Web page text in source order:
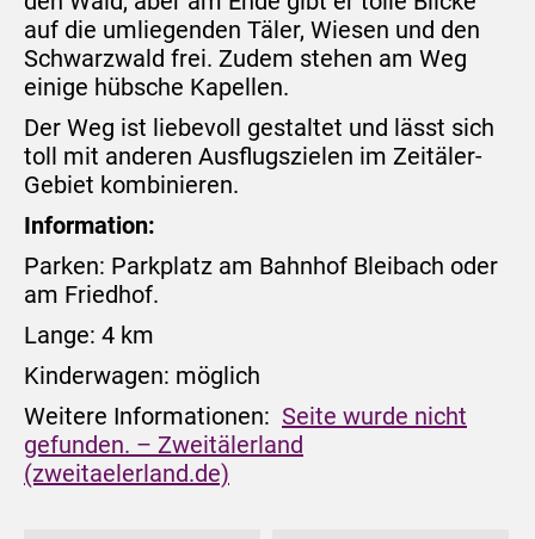
auf die umliegenden Täler, Wiesen und den
Schwarzwald frei. Zudem stehen am Weg
einige hübsche Kapellen.
Der Weg ist liebevoll gestaltet und lässt sich
toll mit anderen Ausflugszielen im Zeitäler-
Gebiet kombinieren.
Information:
Parken: Parkplatz am Bahnhof Bleibach oder
am Friedhof.
Lange: 4 km
Kinderwagen: möglich
Weitere Informationen: Seite wurde nicht
gefunden. – Zweitälerland
(zweitaelerland.de)